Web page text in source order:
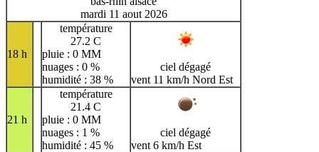
mardi 11 aout 2026
18 h
température
27.2 C
pluie : 0 MM
nuages : 0 %
humidité : 38 %
ciel dégagé
vent 11 km/h Nord Est
21 h
température
21.4 C
pluie : 0 MM
nuages : 1 %
humidité : 45 %
ciel dégagé
vent 6 km/h Est